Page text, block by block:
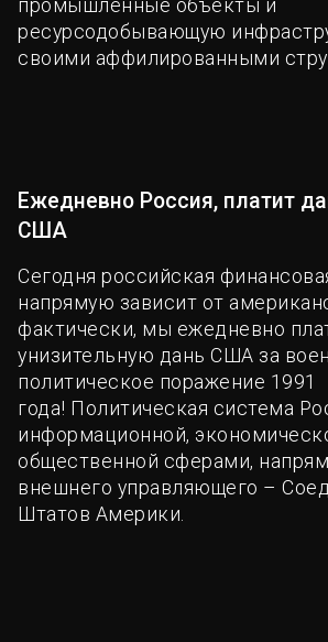
промышленные объекты и
ресурсодобывающую
своими аффилированными
Ежедневно Россия, платит
США
Сегодня российская
напрямую зависит от
фактически, мы ежедневно
унизительную дань США за
политическое поражение 1991
года! Политическая система
информационной,
общественной сферами,
внешнего управляющего –
Штатов Америки.